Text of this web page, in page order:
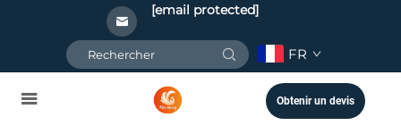
[email protected]
FR
Obtenir un devis